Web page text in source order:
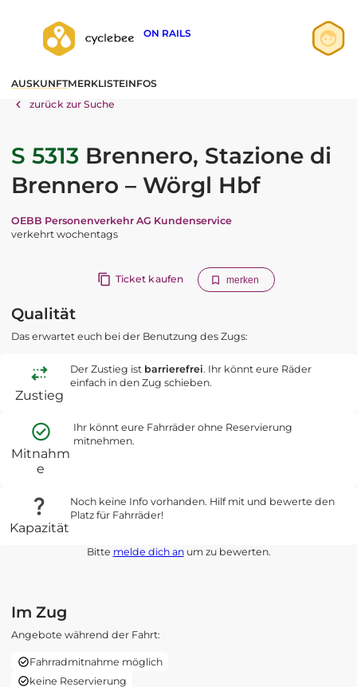
ON RAILS
AUSKUNFTMERKLISTEINFOS
zurück zur Suche
S 5313 Brennero, Stazione di
Brennero – Wörgl Hbf
OEBB Personenverkehr AG Kundenservice
verkehrt wochentags
Ticket kaufen merken
Qualität
Das erwartet euch bei der Benutzung des Zugs:
Zustieg
Der Zustieg ist barrierefrei. Ihr könnt eure Räder
einfach in den Zug schieben.
Mitnahm
e
Ihr könnt eure Fahrräder ohne Reservierung
mitnehmen.
Kapazität
Noch keine Info vorhanden. Hilf mit und bewerte den
Platz für Fahrräder!
Bitte melde dich anum zu bewerten.
Im Zug
Angebote während der Fahrt:
Fahrradmitnahme möglich
keine Reservierung